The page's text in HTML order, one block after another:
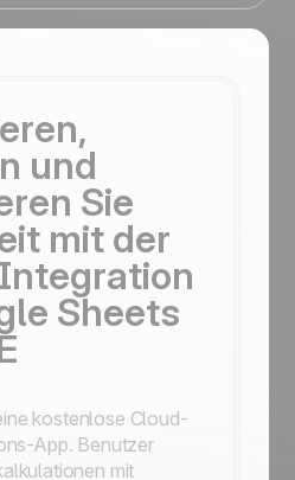
und
Sie
mit der
Sheets
kostenlose Cloud-
App. Benutzer
mit